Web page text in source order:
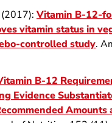
Vitamin B-12-
vitamin status in
controlled study.
B-12
Evidence